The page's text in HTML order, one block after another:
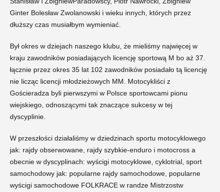
Ginter Bolesław Zwolanowski i wieku innych, których przez
dłuższy czas musiałbym wymieniać.
Był okres w dziejach naszego klubu, że mieliśmy najwięcej w
kraju zawodników posiadających licencję sportową M bo aż 37.
łącznie przez okres 35 lat 102 zawodników posiadało tą licencję
nie licząc licencji młodzieżowych MM. Motocykliści z
Gościeradza byli pierwszymi w Polsce sportowcami pionu
wiejskiego, odnoszącymi tak znaczące sukcesy w tej
dyscyplinie.
W przeszłości działaliśmy w dziedzinach sportu motocyklowego
jak: rajdy obserwowane, rajdy szybkie-enduro i motocross a
obecnie w dyscyplinach: wyścigi motocyklowe, cyklotrial, sport
samochodowy jak: popularne rajdy samochodowe, popularne
wyścigi samochodowe FOLKRACE w randze Mistrzostw